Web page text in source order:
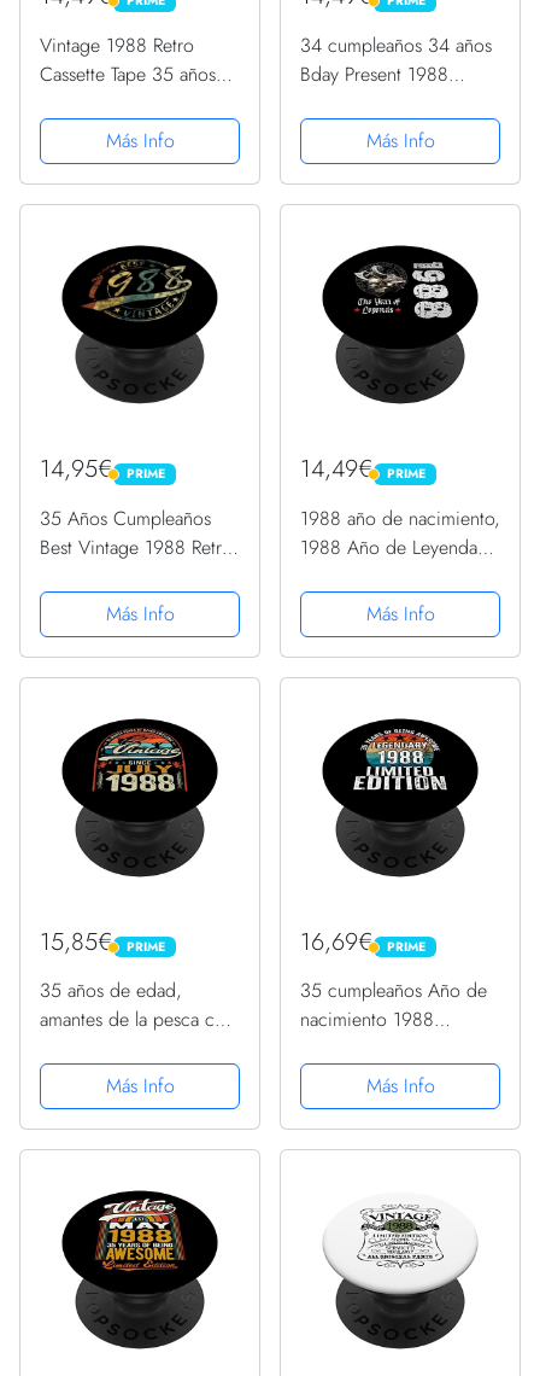
PRIME
Vintage 1988 Retro
Cassette Tape 35 años
PopSockets PopGrip
Intercambiable
Más Info
PRIME
34 cumpleaños 34 años
Bday Present 1988
PopSockets PopGrip
Intercambiable
Más Info
14,95€ PRIME
PRIME
35 Años Cumpleaños
Best Vintage 1988 Retro
PopSockets PopGrip
Intercambiable
Más Info
14,49€ PRIME
PRIME
1988 año de nacimiento,
1988 Año de Leyendas,
PopGrip Intercambiable
Más Info
15,85€ PRIME
PRIME
35 años de edad,
amantes de la pesca con
de 1988, 35
cumpleaños PopSockets
PopGrip Intercambiable
Más Info
16,69€ PRIME
PRIME
35 cumpleaños Año de
nacimiento 1988
PopSockets PopGrip
Intercambiable
Más Info